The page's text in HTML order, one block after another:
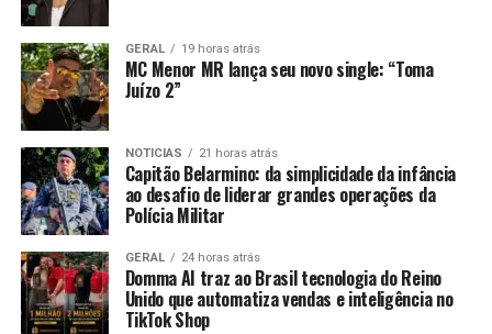
GERAL 19 horas atrás
MC Menor MR lança seu novo single: “Toma
Juízo 2”
NOTICIAS 21 horas atrás
Capitão Belarmino: da simplicidade da infância
ao desafio de liderar grandes operações da
Polícia Militar
GERAL 24 horas atrás
Domma AI traz ao Brasil tecnologia do Reino
Unido que automatiza vendas e inteligência no
TikTok Shop